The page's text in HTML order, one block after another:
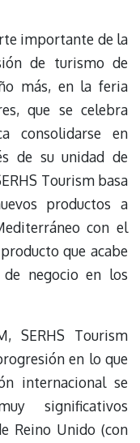
importante de la
de turismo de
más, en la feria
que se celebra
consolidarse en
de su unidad de
Tourism basa
productos a
con el
que acabe
negocio en los
SERHS Tourism
en lo que
internacional se
significativos
Reino Unido (con